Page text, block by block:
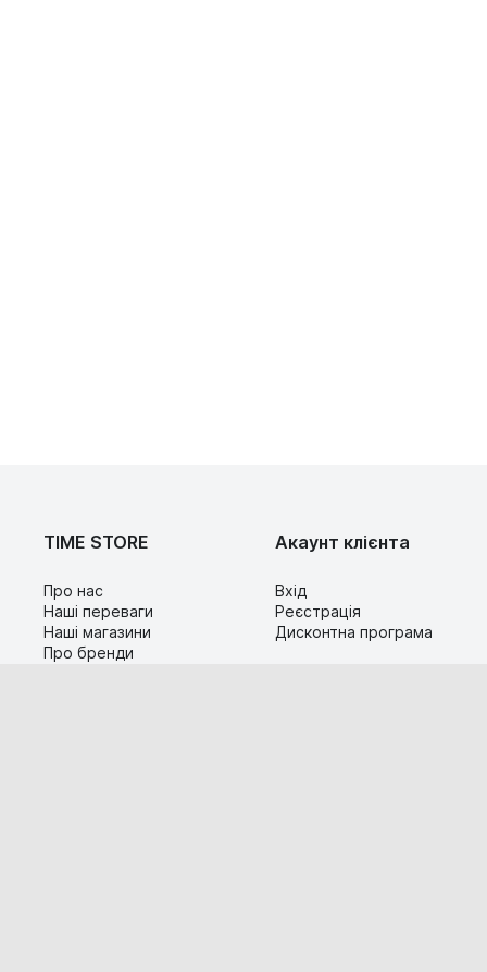
TIME STORE
Про нас
Наші переваги
Наші магазини
Про бренди
Акаунт клієнта
Вхід
Реєстрація
Дисконтна програма